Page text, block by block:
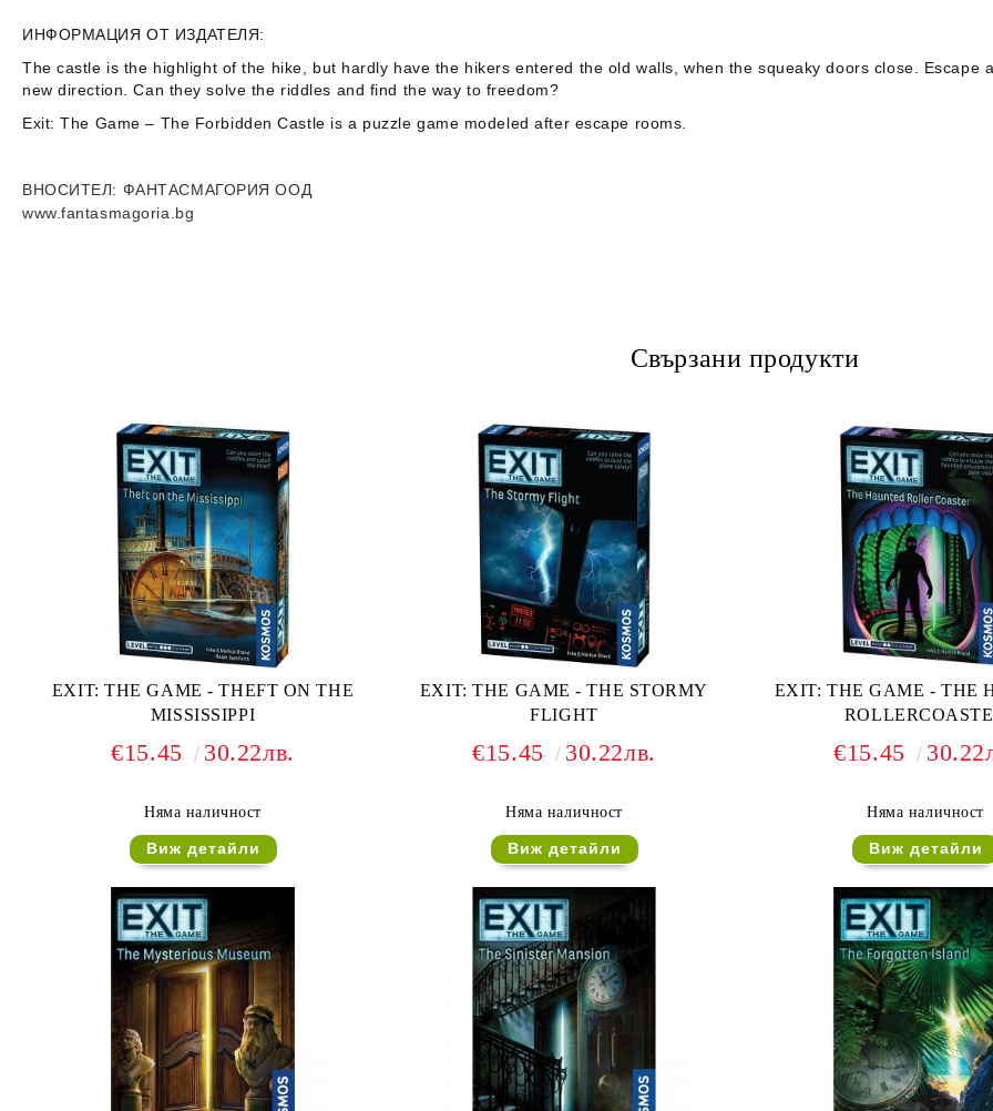
ИНФОРМАЦИЯ ОТ ИЗДАТЕЛЯ:
The castle is the highlight of the hike, but hardly have the hikers entered the old walls, when the squeaky doors close.
new direction. Can they solve the riddles and find the way to freedom?
Exit: The Game – The Forbidden Castle is a puzzle game modeled after escape rooms.
ВНОСИТЕЛ: ФАНТАСМАГОРИЯ ООД
www.fantasmagoria.bg
Свързани продукти
EXIT: THE GAME - THEFT ON THE
MISSISSIPPI
€15.45 30.22лв.
Няма наличност
Виж детайли
EXIT: THE GAME - THE STORMY
FLIGHT
€15.45 30.22лв.
Няма наличност
Виж детайли
EXIT: THE GAME - THE
€15.45
Няма наличност
Виж детайли